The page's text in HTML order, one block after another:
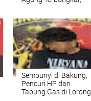
Sembunyi di Bakung,
Pencuri HP dan
Tabung Gas di Lorong